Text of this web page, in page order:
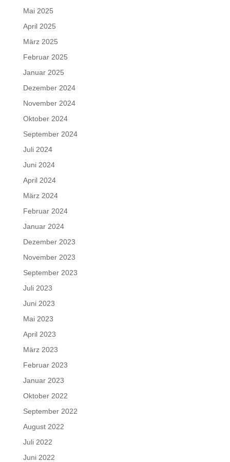
Mai 2025
April 2025
März 2025
Februar 2025
Januar 2025
Dezember 2024
November 2024
Oktober 2024
September 2024
Juli 2024
Juni 2024
April 2024
März 2024
Februar 2024
Januar 2024
Dezember 2023
November 2023
September 2023
Juli 2023
Juni 2023
Mai 2023
April 2023
März 2023
Februar 2023
Januar 2023
Oktober 2022
September 2022
August 2022
Juli 2022
Juni 2022